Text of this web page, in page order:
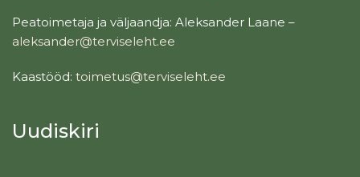
Peatoimetaja ja väljaandja: Aleksander Laane –
aleksander@terviseleht.ee
Kaastööd: toimetus@terviseleht.ee
Uudiskiri